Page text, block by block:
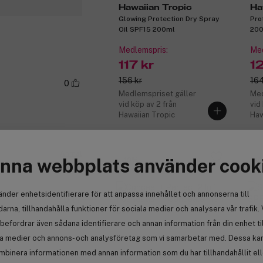
webbplats använder
enhetsidentifierare för att anpassa innehållet och annonserna till
tillhandahålla funktioner för sociala medier och analysera vår trafik.
även sådana identifierare och annan information från din enhet
medier och annons- och analysföretag som vi samarbetar med. Dessa
informationen med annan information som du har tillhandahållit
Hawaiian Tropic
Glowing Protection Dry Spray
Oil SPF15 200ml
Medlemspris:
117 kr
156 kr
Medlemspriset gäller
vid köp av 2 från
Hawaiian Tropic
vid
(793)
0
0